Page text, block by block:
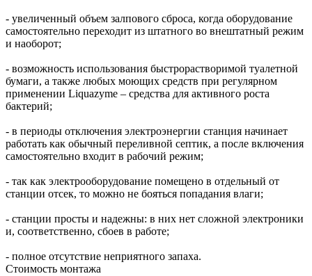
- увеличенный объем залпового сброса, когда оборудование
самостоятельно переходит из штатного во внештатный режим
и наоборот;
- возможность использования быстрорастворимой туалетной
бумаги, а также любых моющих средств при регулярном
применении Liquazyme – средства для активного роста
бактерий;
- в периоды отключения электроэнергии станция начинает
работать как обычный переливной септик, а после включения
самостоятельно входит в рабочий режим;
- так как электрооборудование помещено в отдельный от
станции отсек, то можно не бояться попадания влаги;
- станции просты и надежны: в них нет сложной электроники
и, соответственно, сбоев в работе;
- полное отсутствие неприятного запаха.
Стоимость монтажа